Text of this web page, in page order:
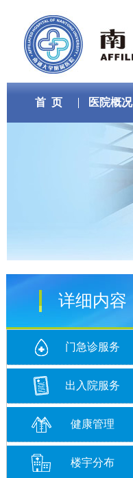
首 页 医院概况
详细内容
门急诊服务
出入院服务
健康管理
楼宇分布